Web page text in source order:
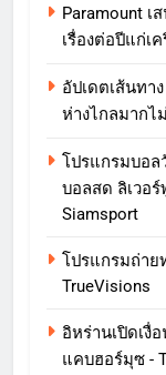
Paramount
เรื่องต่อปีแก่เ
อัปเดตเส้นท
ห่างไกลมากไ
โปรแกรมบอล
บอลสด ลิเวอ
Siamsport
โปรแกรมถ่าย
TrueVisions
อิหร่านเปิดเงื่
แคบฮอร์มุซ -